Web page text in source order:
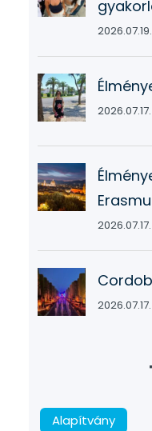
2026.07.19.
2026.07.17.
2026.07.17.
2026.07.17.
Alapítvány